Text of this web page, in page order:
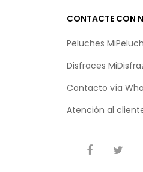
CONTACTE CON
Peluches
Disfraces
Contacto vía
Atención al